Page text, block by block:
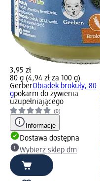
3,95 zł
80 g (4,94 zł za 100 g)
GerberObiadek brokuły, 80
gpokarm do żywienia
uzupełniającego
(0)
Informacje
Dostawa dostępna
Wybierz sklep dm